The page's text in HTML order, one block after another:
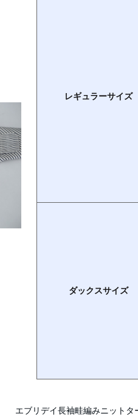
レギュラーサイズ
ダックスサイズ
エブリデイ長袖畦編みニット